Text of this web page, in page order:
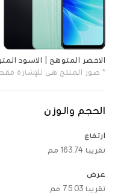
الاخضر المتوهج | الاسود
* صور المنتج هي للإشارة
الحجم والوزن
ارتفاع
تقريبا 163.74 مم
عرض
تقريبا 75.03 مم